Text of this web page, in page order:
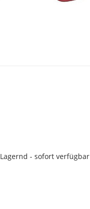
Lagernd - sofort verfügbar